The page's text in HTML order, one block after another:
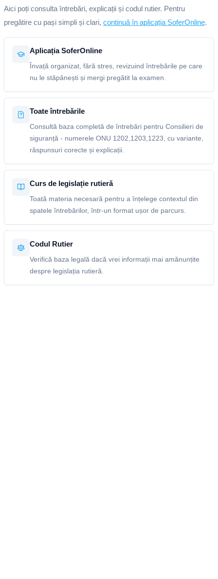
Aici poți consulta întrebări, explicații și codul rutier. Pentru
pregătire cu pași simpli și clari, continuă în aplicația SoferOnline.
Aplicația SoferOnline
Învață organizat, fără stres, revizuind întrebările pe care
nu le stăpânești și mergi pregătit la examen.
Toate întrebările
Consultă baza completă de întrebări pentru Consilieri de
siguranță - numerele ONU 1202,1203,1223, cu variante,
răspunsuri corecte și explicații.
Curs de legislație rutieră
Toată materia necesară pentru a înțelege contextul din
spatele întrebărilor, într-un format ușor de parcurs.
Codul Rutier
Verifică baza legală dacă vrei informații mai amănunțite
despre legislația rutieră.